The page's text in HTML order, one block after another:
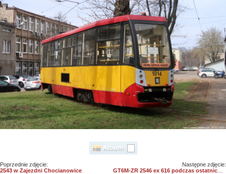
Poprzednie zdjęcie:
2543 w Zajezdni Chocianowice
Następne zdjęcie:
GT6M-ZR 2546 ex 616 podczas ostatnich prac dostosowawczych